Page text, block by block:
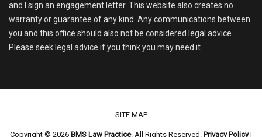
and I sign an engagement letter. This website also creates no
warranty or guarantee of any kind. Any communications between
you and this office should also not be considered legal advice.
Please seek legal advice if you think you may need it.
SITE MAP
Copyright © 2026 BMS Law Practice. All Rights Reserved. Privacy Policy|